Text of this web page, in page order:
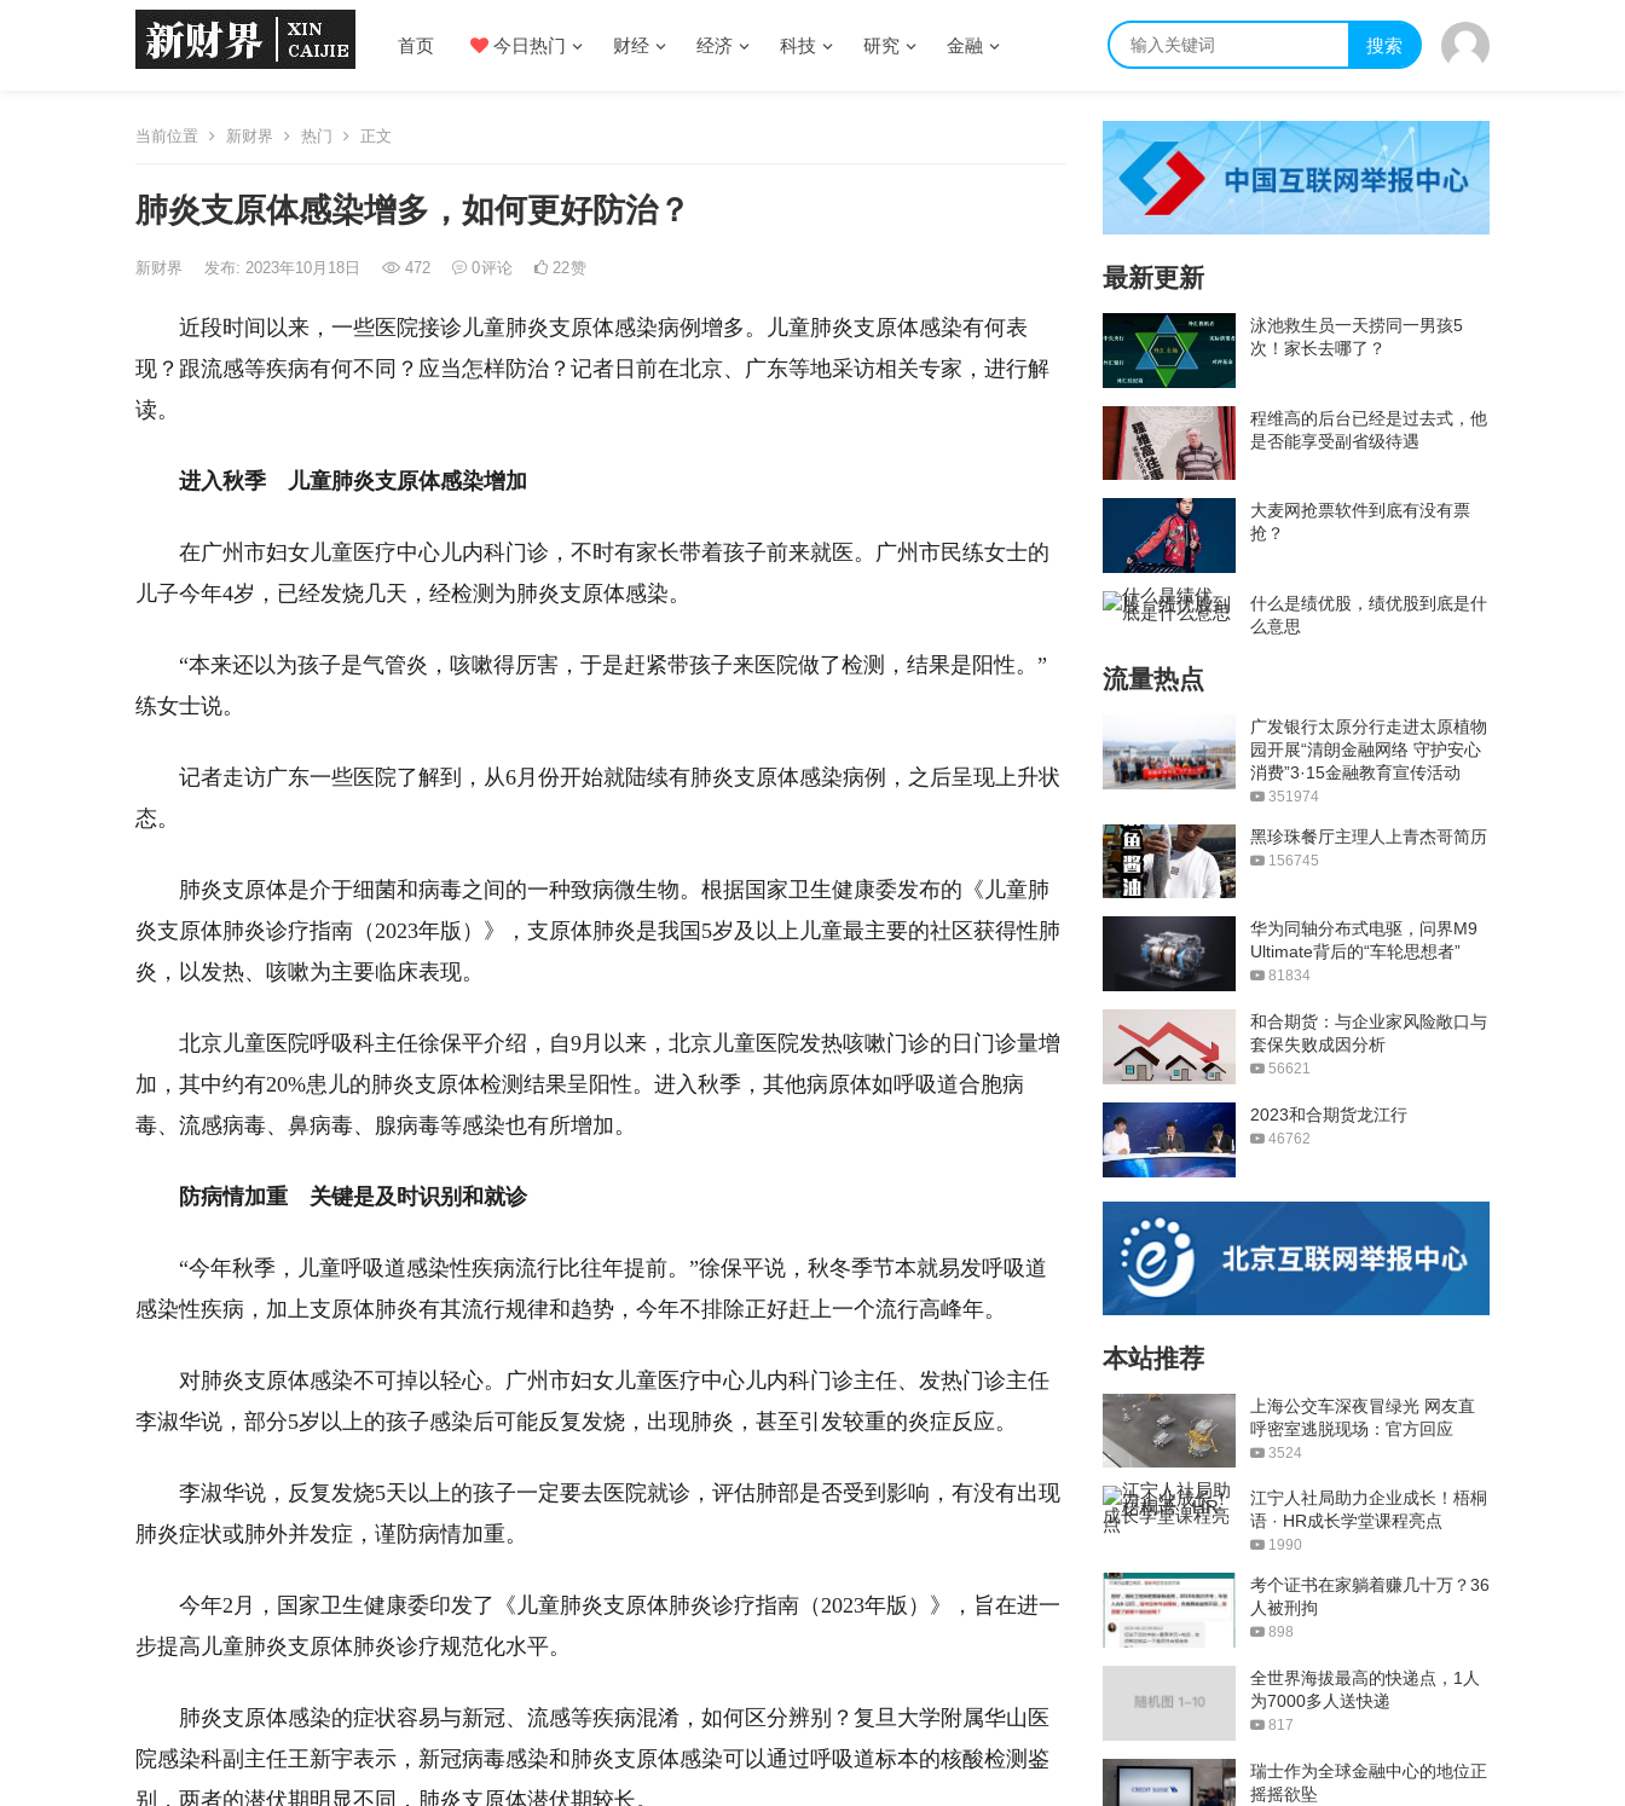
首页 今日热门 财经 经济 科技 研究 金融 搜索
当前位置 新财界 热门 正文
肺炎支原体感染增多，如何更好防治？
新财界 发布: 2023年10月18日 472 0评论 22赞
近段时间以来，一些医院接诊儿童肺炎支原体感染病例增多。儿童肺炎支原体感染有何表
现？跟流感等疾病有何不同？应当怎样防治？记者日前在北京、广东等地采访相关专家，进行解
读。
进入秋季 儿童肺炎支原体感染增加
在广州市妇女儿童医疗中心儿内科门诊，不时有家长带着孩子前来就医。广州市民练女士的
儿子今年4岁，已经发烧几天，经检测为肺炎支原体感染。
“本来还以为孩子是气管炎，咳嗽得厉害，于是赶紧带孩子来医院做了检测，结果是阳性。”
练女士说。
记者走访广东一些医院了解到，从6月份开始就陆续有肺炎支原体感染病例，之后呈现上升状
态。
肺炎支原体是介于细菌和病毒之间的一种致病微生物。根据国家卫生健康委发布的《儿童肺
炎支原体肺炎诊疗指南（2023年版）》，支原体肺炎是我国5岁及以上儿童最主要的社区获得性肺
炎，以发热、咳嗽为主要临床表现。
北京儿童医院呼吸科主任徐保平介绍，自9月以来，北京儿童医院发热咳嗽门诊的日门诊量增
加，其中约有20%患儿的肺炎支原体检测结果呈阳性。进入秋季，其他病原体如呼吸道合胞病
毒、流感病毒、鼻病毒、腺病毒等感染也有所增加。
防病情加重 关键是及时识别和就诊
“今年秋季，儿童呼吸道感染性疾病流行比往年提前。”徐保平说，秋冬季节本就易发呼吸道
感染性疾病，加上支原体肺炎有其流行规律和趋势，今年不排除正好赶上一个流行高峰年。
对肺炎支原体感染不可掉以轻心。广州市妇女儿童医疗中心儿内科门诊主任、发热门诊主任
李淑华说，部分5岁以上的孩子感染后可能反复发烧，出现肺炎，甚至引发较重的炎症反应。
李淑华说，反复发烧5天以上的孩子一定要去医院就诊，评估肺部是否受到影响，有没有出现
肺炎症状或肺外并发症，谨防病情加重。
今年2月，国家卫生健康委印发了《儿童肺炎支原体肺炎诊疗指南（2023年版）》，旨在进一
步提高儿童肺炎支原体肺炎诊疗规范化水平。
肺炎支原体感染的症状容易与新冠、流感等疾病混淆，如何区分辨别？复旦大学附属华山医
院感染科副主任王新宇表示，新冠病毒感染和肺炎支原体感染可以通过呼吸道标本的核酸检测鉴
别，两者的潜伏期明显不同，肺炎支原体潜伏期较长。
最新更新
泳池救生员一天捞同一男孩5
次！家长去哪了？
程维高的后台已经是过去式，他
是否能享受副省级待遇
大麦网抢票软件到底有没有票
抢？
什么是绩优股，绩优股到底是什
么意思
流量热点
广发银行太原分行走进太原植物
园开展“清朗金融网络 守护安心
消费”3·15金融教育宣传活动
351974
黑珍珠餐厅主理人上青杰哥简历
156745
华为同轴分布式电驱，问界M9
Ultimate背后的“车轮思想者”
81834
和合期货：与企业家风险敞口与
套保失败成因分析
56621
2023和合期货龙江行
46762
本站推荐
上海公交车深夜冒绿光 网友直
呼密室逃脱现场：官方回应
3524
江宁人社局助力企业成长！梧桐
语 · HR成长学堂课程亮点
1990
考个证书在家躺着赚几十万？36
人被刑拘
898
全世界海拔最高的快递点，1人
为7000多人送快递
817
瑞士作为全球金融中心的地位正
摇摇欲坠